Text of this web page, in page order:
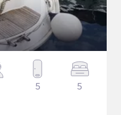
5 5